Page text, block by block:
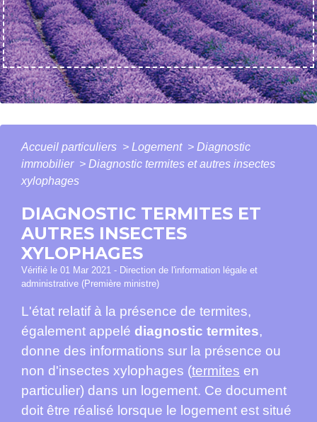
Accueil particuliers > Logement > Diagnostic
immobilier > Diagnostic termites et autres insectes
xylophages
DIAGNOSTIC TERMITES ET
AUTRES INSECTES
XYLOPHAGES
Vérifié le 01 Mar 2021 - Direction de l'information légale et
administrative (Première ministre)
L'état relatif à la présence de termites,
également appelé diagnostic termites,
donne des informations sur la présence ou
non d'insectes xylophages (termites en
particulier) dans un logement. Ce document
doit être réalisé lorsque le logement est situé